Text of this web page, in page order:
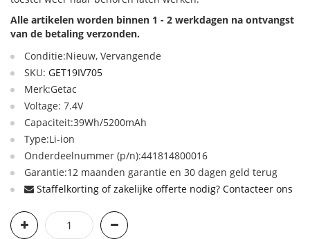
Alle artikelen worden binnen 1 - 2 werkdagen na ontvangst
van de betaling verzonden.
Conditie:Nieuw, Vervangende
SKU: GET19IV705
Merk:Getac
Voltage: 7.4V
Capaciteit:39Wh/5200mAh
Type:Li-ion
Onderdeelnummer (p/n):441814800016
Garantie:12 maanden garantie en 30 dagen geld terug
Staffelkorting of zakelijke offerte nodig? Contacteer ons